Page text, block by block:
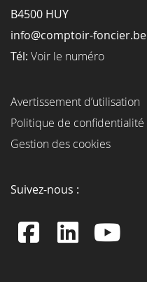
B4500 HUY
info@comptoir-foncier.be
Tél: Voir le numéro
Avertissement d’utilisation
Politique de confidentialité
Gestion des cookies
Suivez-nous :